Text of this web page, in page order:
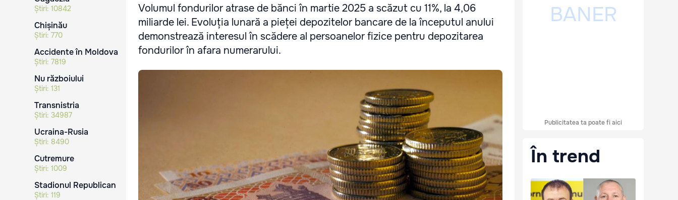
Știri: 10842
Chișinău
Știri: 770
Accidente în Moldova
Știri: 7819
Nu războiului
Știri: 131
Transnistria
Știri: 34987
Ucraina-Rusia
Știri: 8490
Cutremure
Știri: 1009
Stadionul Republican
Știri: 119
Volumul fondurilor atrase de bănci în martie 2025 a scăzut cu 11%, la 4,06
miliarde lei. Evoluția lunară a pieței depozitelor bancare de la începutul anului
demonstrează interesul în scădere al persoanelor fizice pentru depozitarea
fondurilor în afara numerarului.
Publicitatea ta poate fi aici
În trend